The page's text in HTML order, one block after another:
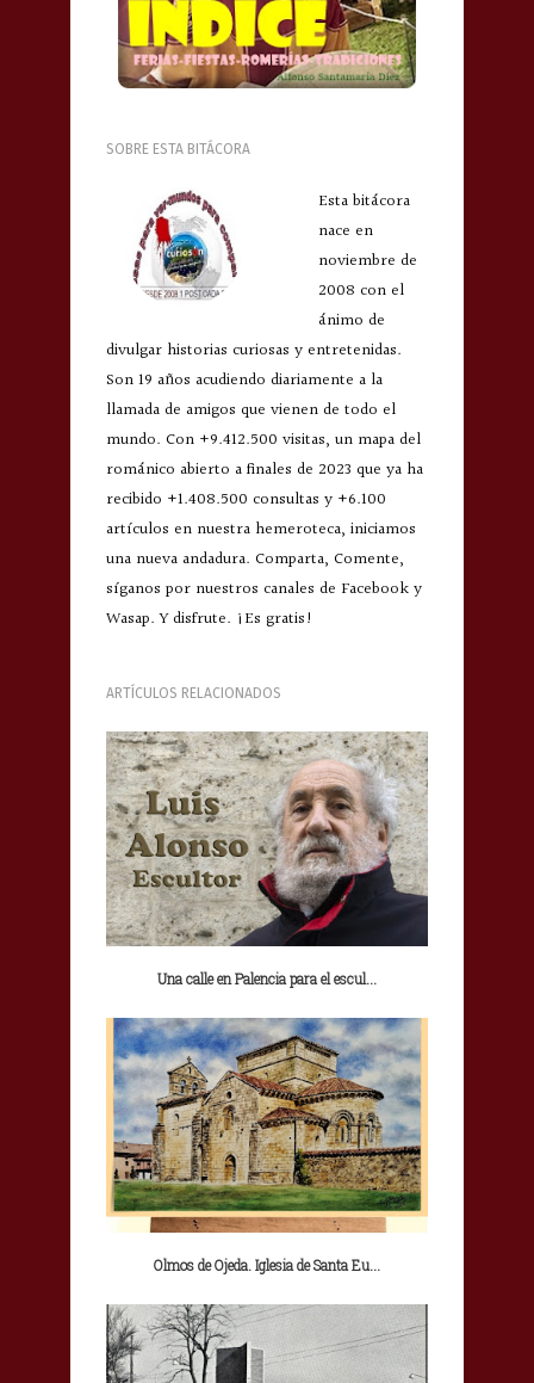
SOBRE ESTA BITÁCORA
Esta bitácora
nace en
noviembre de
2008 con el
ánimo de
divulgar historias curiosas y entretenidas.
Son 19 años acudiendo diariamente a la
llamada de amigos que vienen de todo el
mundo. Con +9.412.500 visitas, un mapa del
románico abierto a finales de 2023 que ya ha
recibido +1.408.500 consultas y +6.100
artículos en nuestra hemeroteca, iniciamos
una nueva andadura. Comparta, Comente,
síganos por nuestros canales de Facebook y
Wasap. Y disfrute. ¡Es gratis!
ARTÍCULOS RELACIONADOS
Una calle en Palencia para el escul...
Olmos de Ojeda. Iglesia de Santa Eu...